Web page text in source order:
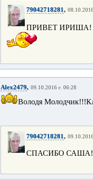
79042718281,
ПРИВЕТ
Alex2479, 09.10.2016 г. 06:28
Володя
79042718281,
СПАСИБО САША!